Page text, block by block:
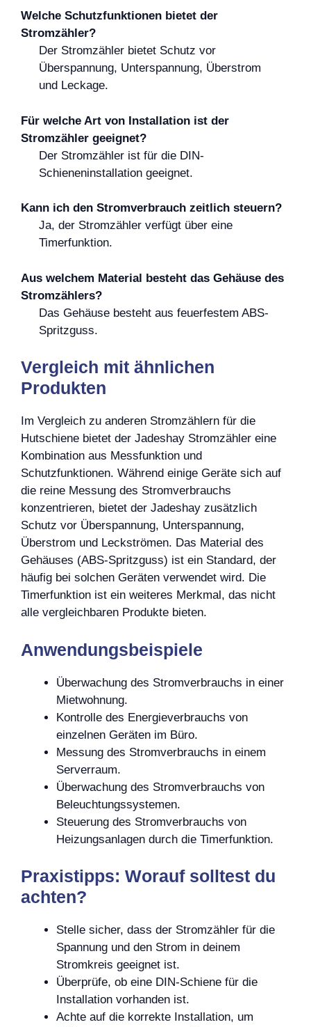
Welche Schutzfunktionen bietet der
Stromzähler?
Der Stromzähler bietet Schutz vor
Überspannung, Unterspannung, Überstrom
und Leckage.
Für welche Art von Installation ist der
Stromzähler geeignet?
Der Stromzähler ist für die DIN-
Schieneninstallation geeignet.
Kann ich den Stromverbrauch zeitlich steuern?
Ja, der Stromzähler verfügt über eine
Timerfunktion.
Aus welchem Material besteht das Gehäuse des
Stromzählers?
Das Gehäuse besteht aus feuerfestem ABS-
Spritzguss.
Vergleich mit ähnlichen
Produkten
Im Vergleich zu anderen Stromzählern für die
Hutschiene bietet der Jadeshay Stromzähler eine
Kombination aus Messfunktion und
Schutzfunktionen. Während einige Geräte sich auf
die reine Messung des Stromverbrauchs
konzentrieren, bietet der Jadeshay zusätzlich
Schutz vor Überspannung, Unterspannung,
Überstrom und Leckströmen. Das Material des
Gehäuses (ABS-Spritzguss) ist ein Standard, der
häufig bei solchen Geräten verwendet wird. Die
Timerfunktion ist ein weiteres Merkmal, das nicht
alle vergleichbaren Produkte bieten.
Anwendungsbeispiele
Überwachung des Stromverbrauchs in einer
Mietwohnung.
Kontrolle des Energieverbrauchs von
einzelnen Geräten im Büro.
Messung des Stromverbrauchs in einem
Serverraum.
Überwachung des Stromverbrauchs von
Beleuchtungssystemen.
Steuerung des Stromverbrauchs von
Heizungsanlagen durch die Timerfunktion.
Praxistipps: Worauf solltest du
achten?
Stelle sicher, dass der Stromzähler für die
Spannung und den Strom in deinem
Stromkreis geeignet ist.
Überprüfe, ob eine DIN-Schiene für die
Installation vorhanden ist.
Achte auf die korrekte Installation, um